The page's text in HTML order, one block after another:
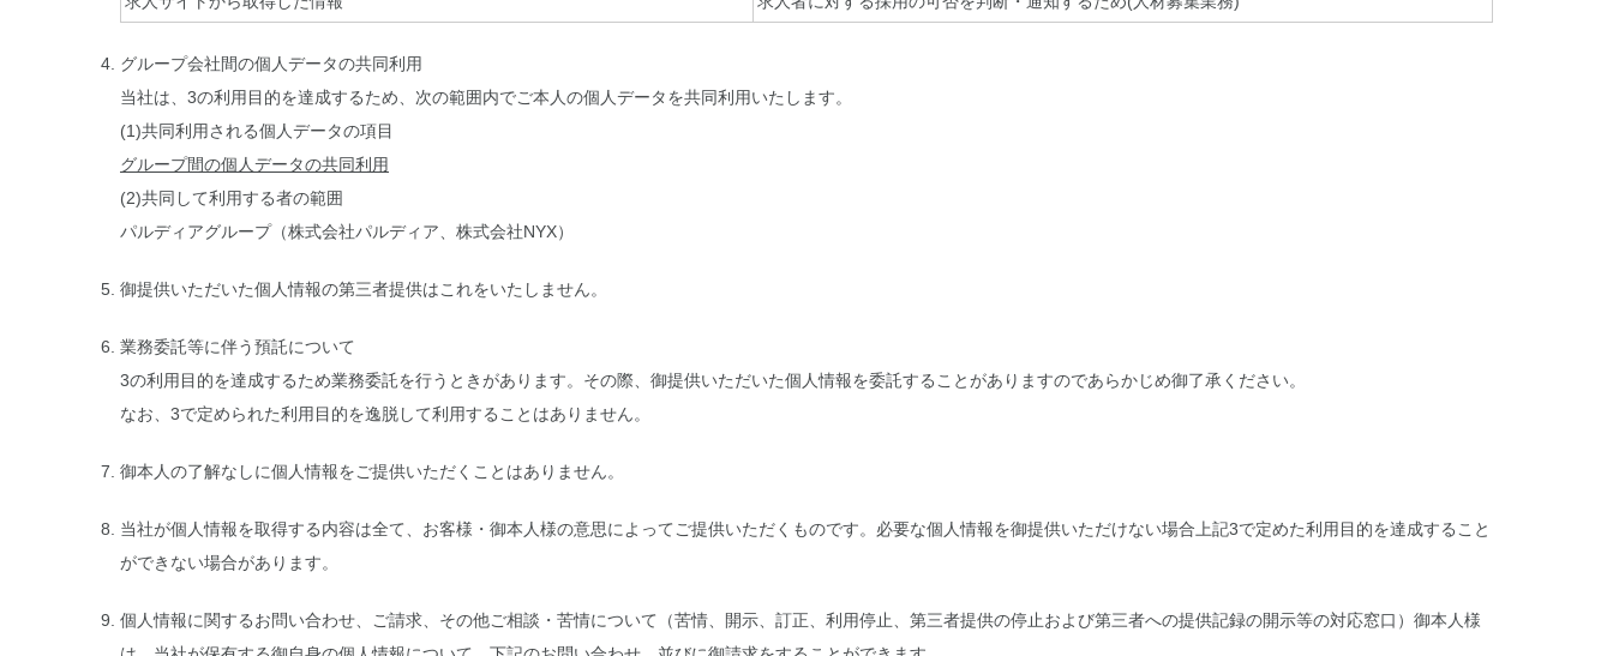
グループ会社間の個人データの共同利用
当社は、3の利用目的を達成するため、次の範囲内でご本人の個人データを共同利用いたします。
(1)共同利用される個人データの項目
グループ間の個人データの共同利用
(2)共同して利用する者の範囲
パルディアグループ（株式会社パルディア、株式会社NYX）
御提供いただいた個人情報の第三者提供はこれをいたしません。
業務委託等に伴う預託について
3の利用目的を達成するため業務委託を行うときがあります。その際、御提供いただいた個人情報を委託することがありますのであらかじめ御了承ください。
なお、3で定められた利用目的を逸脱して利用することはありません。
御本人の了解なしに個人情報をご提供いただくことはありません。
当社が個人情報を取得する内容は全て、お客様・御本人様の意思によってご提供いただくものです。必要な個人情報を御提供いただけない場合上記3で定めた利用目的を達成すること
ができない場合があります。
個人情報に関するお問い合わせ、ご請求、その他ご相談・苦情について（苦情、開示、訂正、利用停止、第三者提供の停止および第三者への提供記録の開示等の対応窓口）御本人様